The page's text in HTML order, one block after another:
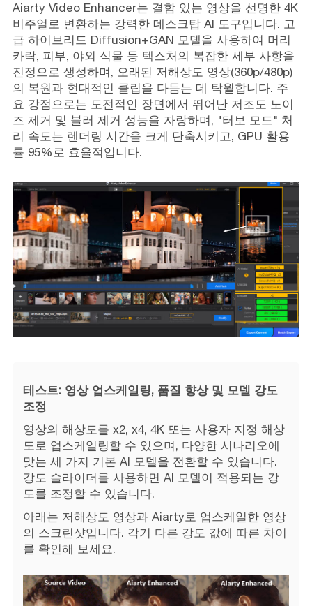
Aiarty Video Enhancer는 결함 있는 영상을 선명한 4K
비주얼로 변환하는 강력한 데스크탑 AI 도구입니다. 고
급 하이브리드 Diffusion+GAN 모델을 사용하여 머리
카락, 피부, 야외 식물 등 텍스처의 복잡한 세부 사항을
진정으로 생성하며, 오래된 저해상도 영상(360p/480p)
의 복원과 현대적인 클립을 다듬는 데 탁월합니다. 주
요 강점으로는 도전적인 장면에서 뛰어난 저조도 노이
즈 제거 및 블러 제거 성능을 자랑하며, "터보 모드" 처
리 속도는 렌더링 시간을 크게 단축시키고, GPU 활용
률 95%로 효율적입니다.
테스트: 영상 업스케일링, 품질 향상 및 모델 강도
조정
영상의 해상도를 x2, x4, 4K 또는 사용자 지정 해상
도로 업스케일링할 수 있으며, 다양한 시나리오에
맞는 세 가지 기본 AI 모델을 전환할 수 있습니다.
강도 슬라이더를 사용하면 AI 모델이 적용되는 강
도를 조정할 수 있습니다.
아래는 저해상도 영상과 Aiarty로 업스케일한 영상
의 스크린샷입니다. 각기 다른 강도 값에 따른 차이
를 확인해 보세요.